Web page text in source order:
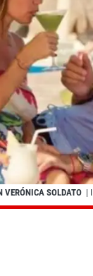
VERÓNICA SOLDATO |